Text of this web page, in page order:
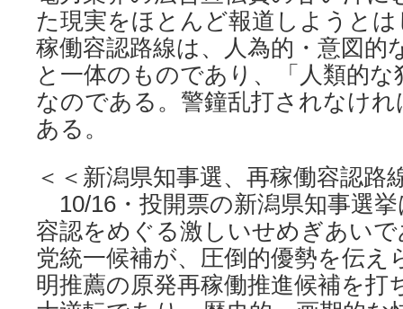
た現実をほとんど報道しようと
稼働容認路線は、人為的・意図的
と一体のものであり、「人類的
なのである。警鐘乱打されなけ
ある。
＜＜新潟県知事選、再稼働容認路
10/16・投開票の新潟県知事選
容認をめぐる激しいせめぎあい
党統一候補が、圧倒的優勢を伝え
明推薦の原発再稼働推進候補を打